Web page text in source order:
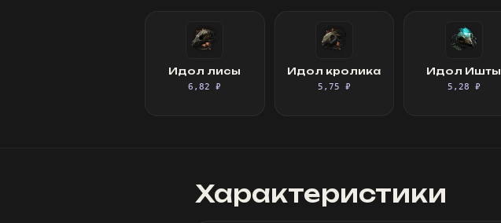
Идол лисы
6,82 ₽
Идол кролика
5,75 ₽
Идол Ишты
5,28 ₽
Характеристики